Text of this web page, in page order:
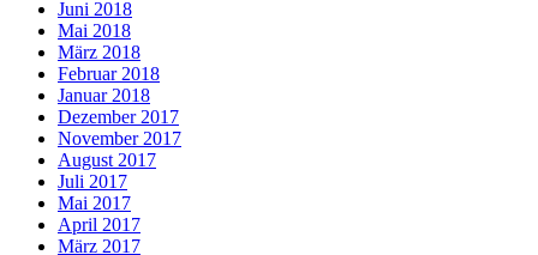
Juni 2018
Mai 2018
März 2018
Februar 2018
Januar 2018
Dezember 2017
November 2017
August 2017
Juli 2017
Mai 2017
April 2017
März 2017